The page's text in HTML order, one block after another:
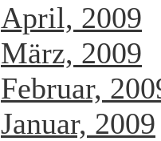
April, 2009
März, 2009
Februar,
Januar, 2009